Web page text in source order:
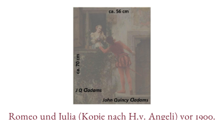
Romeo und Julia (Kopie nach H.v. Angeli) vor 1900.